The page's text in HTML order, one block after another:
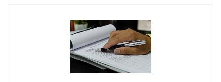
услугу по заполнение заявлений по средней
стоимости от 5 000 руб. Сделать заказ на
консультацию можно по телефону или на сайте.